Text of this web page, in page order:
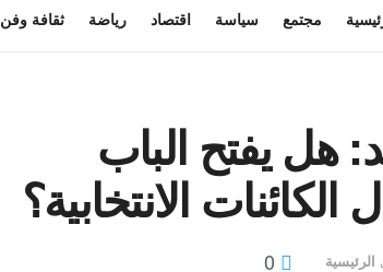
مجتمع سياسة اقتصاد رياضة ثقافة وفن
هل يفتح الباب
الانتخابية؟
الرئيسية